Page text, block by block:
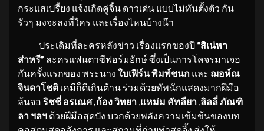
กระแสเปรี้ยง แจ้งเกิดคู่จิ้น ดาวเด่น แบบไม่ทันตั้งตัว กัน
รัวๆ มงจะลงที่ใคร และเรื่องไหนบ้างน๊า
ประเดิมที่ละครหลังข่าว เรื่องแรกของปี “สิเน่หา
ส่าหรี” ละครแฟนตาซีฟอร์มยักษ์ ซึ่งเป็นการโคจรมาเจอ
กันครั้งแรกของ พระนาง ใบเฟิร์น พิมพ์ชนก และ ฌอห์ณ
จินดาโชติ เคมีก็ดีเกินต้าน ร่วมด้วยทัพนักแสดงมากฝีมือ
ล้นจอ ริชชี่ อรเณศ ,ก้อง วิทยา แหม่ม คัทลียา ลิลลี่ ภัณฑิ
ลา ฯลฯ ด้วยฝีมือสุดปัง บวกด้วยพลังความเข้มข้นของบท